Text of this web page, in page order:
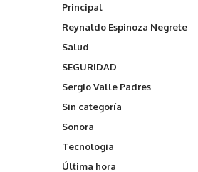
Principal
Reynaldo Espinoza Negrete
Salud
SEGURIDAD
Sergio Valle Padres
Sin categoría
Sonora
Tecnologia
Última hora